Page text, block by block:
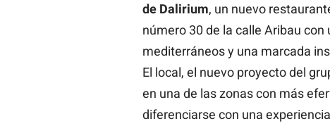
de Dalirium, un nuevo
número 30 de la calle Aribau
mediterráneos y una marcada
El local, el nuevo proyecto del
en una de las zonas con más
diferenciarse con una